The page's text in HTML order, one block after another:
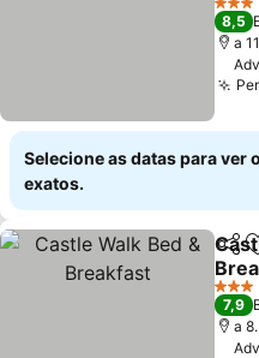
3
8,5
a
Selecione as datas para ver
exatos.
3
7,9
a